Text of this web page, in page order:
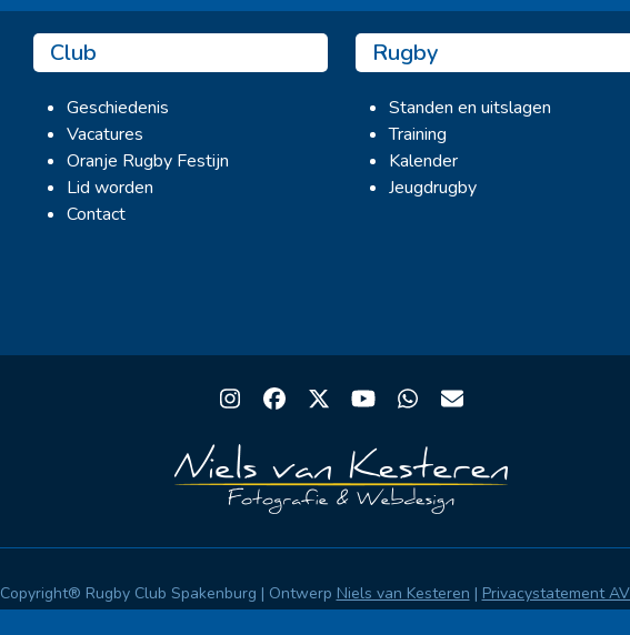
Club
Geschiedenis
Vacatures
Oranje Rugby Festijn
Lid worden
Contact
Rugby
Standen en uitslagen
Training
Kalender
Jeugdrugby
Instagram
Facebook
TwitterYouTubeWhatsapp
Email
Copyright® Rugby Club Spakenburg | Ontwerp Niels van Kesteren | Privacystatement